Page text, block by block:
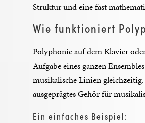
Struktur und eine fast
Wie funktioniert
Polyphonie auf dem Klavier
Aufgabe eines ganzen
musikalische Linien
ausgeprägtes Gehör für
Ein einfaches Beispiel: